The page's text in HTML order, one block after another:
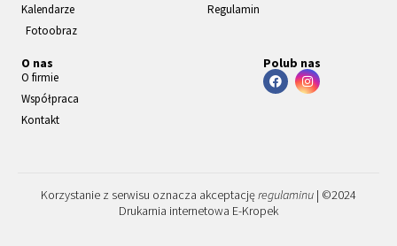
Kalendarze
Fotoobraz
Regulamin
O nas
O firmie
Współpraca
Kontakt
Polub nas
Korzystanie z serwisu oznacza akceptacjęregulaminu | ©2024
Drukarnia internetowa E-Kropek